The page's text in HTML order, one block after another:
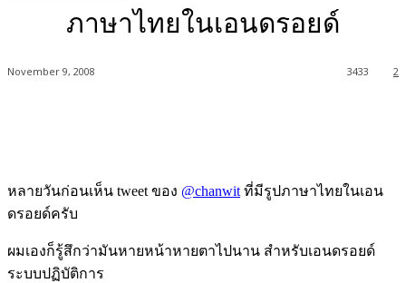
ภาษาไทยในเอนดรอยด์
November 9, 2008 2
3433
หลายวันก่อนเห็น tweet ของ @chanwit ที่มีรูปภาษาไทยในเอน
ดรอยด์ครับ
ผมเองก็รู้สึกว่ามันหายหน้าหายตาไปนาน สำหรับเอนดรอยด์
ระบบปฏิบัติการ